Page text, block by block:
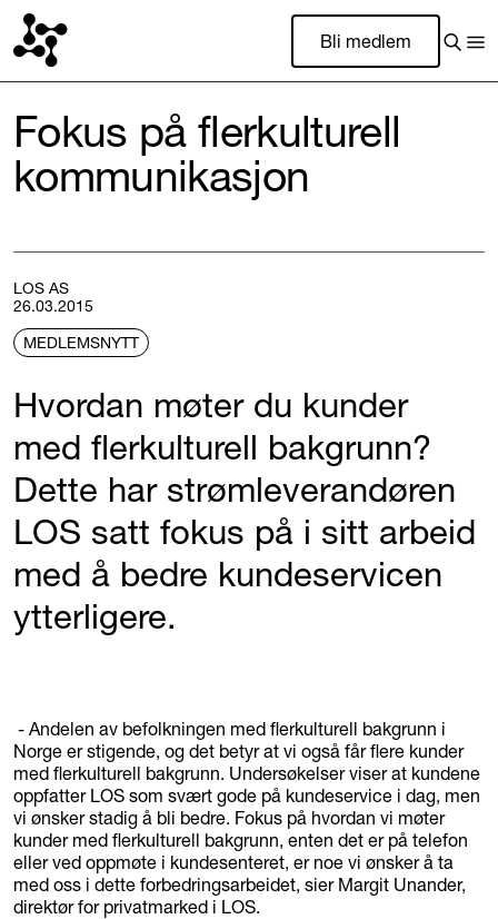
Bli medlem
Fokus på flerkulturell
kommunikasjon
LOS AS
26.03.2015
MEDLEMSNYTT
Hvordan møter du kunder
med flerkulturell bakgrunn?
Dette har strømleverandøren
LOS satt fokus på i sitt arbeid
med å bedre kundeservicen
ytterligere.
- Andelen av befolkningen med flerkulturell bakgrunn i
Norge er stigende, og det betyr at vi også får flere kunder
med flerkulturell bakgrunn. Undersøkelser viser at kundene
oppfatter LOS som svært gode på kundeservice i dag, men
vi ønsker stadig å bli bedre. Fokus på hvordan vi møter
kunder med flerkulturell bakgrunn, enten det er på telefon
eller ved oppmøte i kundesenteret, er noe vi ønsker å ta
med oss i dette forbedringsarbeidet, sier Margit Unander,
direktør for privatmarked i LOS.